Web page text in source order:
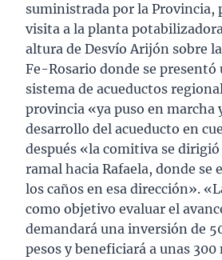
suministrada por la Provincia,
visita a la planta
altura de Desvío Arijón sobre
Fe-Rosario donde se
sistema de acueductos
provincia «ya puso en marcha
desarrollo del acueducto en
después «la comitiva se dirigió
ramal hacia Rafaela, donde se
los caños en esa dirección».
como objetivo evaluar el
demandará una inversión de
pesos y beneficiará a unas